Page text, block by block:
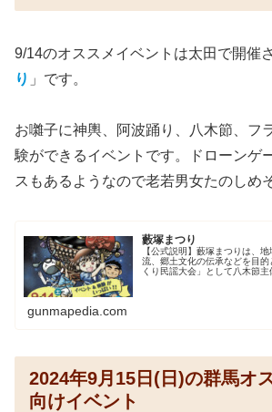
9/14のオススメイベントは太田で開催
り 」です。
お囃子に神輿、阿波踊り、八木節、フ
験ができるイベントです。ドローンゲ
スもあるようなので老若男女たのしめ
藪塚まつり
【公式説明】藪塚まつりは、
流、郷土文化の伝承などを目
くり民謡大会」として八木節主
gunmapedia.com
2024年9月15日(日)の群馬オ
向けイベント